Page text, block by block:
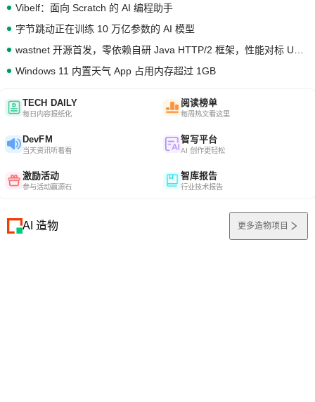
Vibelf：面向 Scratch 的 AI 编程助手
字节跳动正在训练 10 万亿参数的 AI 模型
Windows 11 内置天气 App 占用内存超过 1GB
TECH DAILY
每日内容报纸化
阅读榜单
每周热文看这里
DevFM
当天资讯听着看
智写平台
AI 创作更轻松
激励活动
参与活动赢源石
智库报告
行业技术报告
AI 造物 更多造物项目